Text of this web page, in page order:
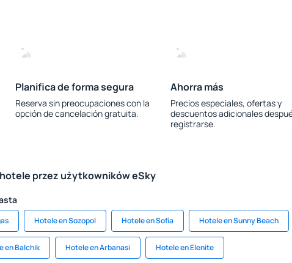
Planifica de forma segura
Reserva sin preocupaciones con la
opción de cancelación gratuita.
Ahorra más
Precios especiales, ofertas y
descuentos adicionales
registrarse.
przez użytkowników eSky
Hotele en Sozopol Hotele en Sofía Hotele en Sunny Beach
en Balchik Hotele en Arbanasi Hotele en Elenite